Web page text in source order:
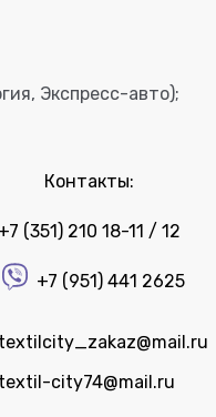
Экспресс-авто);
Контакты:
+7 (351) 210 18-11 / 12
+7 (951) 441 2625
textilcity_zakaz@mail.ru
textil-city74@mail.ru